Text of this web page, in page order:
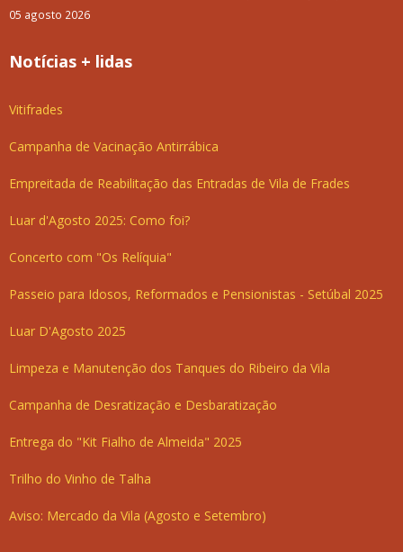
05 agosto 2026
Notícias + lidas
Vitifrades
Campanha de Vacinação Antirrábica
Empreitada de Reabilitação das Entradas de Vila de Frades
Luar d'Agosto 2025: Como foi?
Concerto com "Os Relíquia"
Passeio para Idosos, Reformados e Pensionistas - Setúbal 2025
Luar D'Agosto 2025
Limpeza e Manutenção dos Tanques do Ribeiro da Vila
Campanha de Desratização e Desbaratização
Entrega do "Kit Fialho de Almeida" 2025
Trilho do Vinho de Talha
Aviso: Mercado da Vila (Agosto e Setembro)